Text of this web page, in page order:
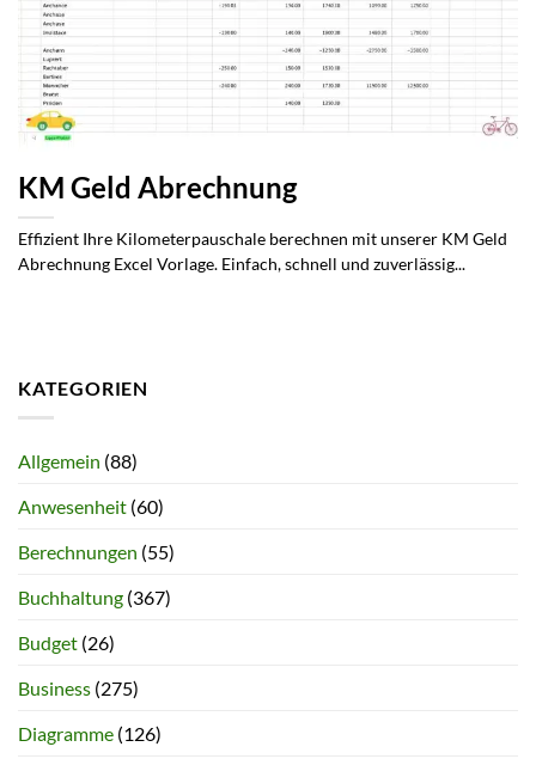
KM Geld Abrechnung
Effizient Ihre Kilometerpauschale berechnen mit unserer KM Geld
Abrechnung Excel Vorlage. Einfach, schnell und zuverlässig...
KATEGORIEN
Allgemein (88)
Anwesenheit (60)
Berechnungen (55)
Buchhaltung (367)
Budget (26)
Business (275)
Diagramme (126)